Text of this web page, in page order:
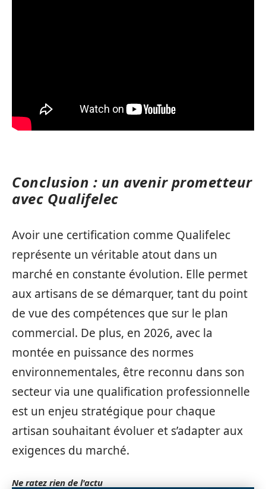
Conclusion : un avenir prometteur
avec Qualifelec
Avoir une certification comme Qualifelec
représente un véritable atout dans un
marché en constante évolution. Elle permet
aux artisans de se démarquer, tant du point
de vue des compétences que sur le plan
commercial. De plus, en 2026, avec la
montée en puissance des normes
environnementales, être reconnu dans son
secteur via une qualification professionnelle
est un enjeu stratégique pour chaque
artisan souhaitant évoluer et s’adapter aux
exigences du marché.
Ne ratez rien de l'actu